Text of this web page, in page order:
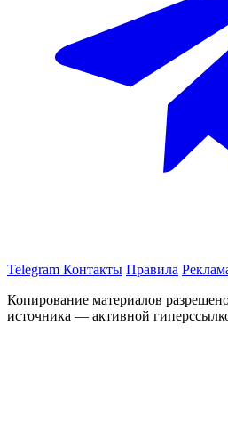
Telegram Контакты Правила
Копирование материалов
источника — активной